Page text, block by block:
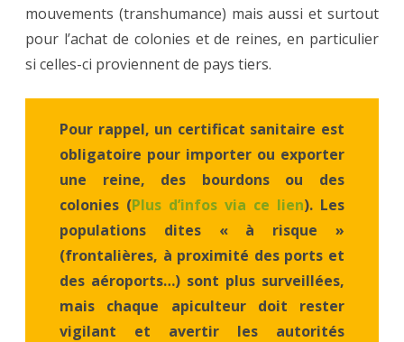
mouvements (transhumance) mais aussi et surtout
pour l’achat de colonies et de reines, en particulier
si celles-ci proviennent de pays tiers.
Pour rappel, un certificat sanitaire est
obligatoire pour importer ou exporter
une reine, des bourdons ou des
colonies (Plus d’infos via ce lien). Les
populations dites « à risque »
(frontalières, à proximité des ports et
des aéroports…) sont plus surveillées,
mais chaque apiculteur doit rester
vigilant et avertir les autorités